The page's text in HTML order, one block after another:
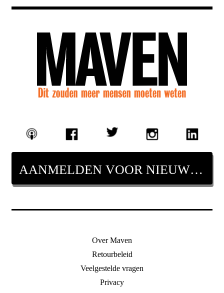
AANMELDEN VOOR NIEUWSBRIEF
Over Maven
Retourbeleid
Veelgestelde vragen
Privacy